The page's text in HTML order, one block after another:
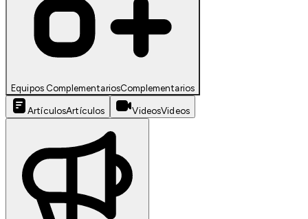
Equipos ComplementariosComplementarios
ArtículosArtículos VideosVideos